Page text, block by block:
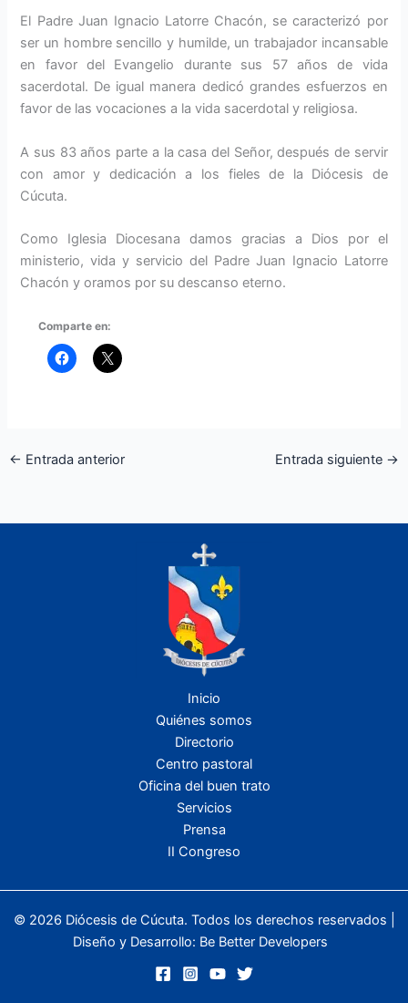
El Padre Juan Ignacio Latorre Chacón, se caracterizó por
ser un hombre sencillo y humilde, un trabajador incansable
en favor del Evangelio durante sus 57 años de vida
sacerdotal. De igual manera dedicó grandes esfuerzos en
favor de las vocaciones a la vida sacerdotal y religiosa.
A sus 83 años parte a la casa del Señor, después de servir
con amor y dedicación a los fieles de la Diócesis de
Cúcuta.
Como Iglesia Diocesana damos gracias a Dios por el
ministerio, vida y servicio del Padre Juan Ignacio Latorre
Chacón y oramos por su descanso eterno.
Comparte en:
← Entrada anterior Entrada siguiente →
Inicio
Quiénes somos
Directorio
Centro pastoral
Oficina del buen trato
Servicios
Prensa
II Congreso
© 2026 Diócesis de Cúcuta. Todos los derechos reservados |
Diseño y Desarrollo: Be Better Developers